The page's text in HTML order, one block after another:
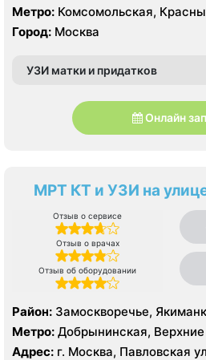
Метро: Комсомольская,
Город: Москва
УЗИ матки и придатков
Онлайн
МРТ КТ и УЗИ на
Отзыв о сервисе
Отзыв о врачах
Отзыв об оборудовании
Район: Замоскворечье,
Донской
Метро: Добрынинская,
Ленинский проспект,
Адрес: г. Москва, Павловская